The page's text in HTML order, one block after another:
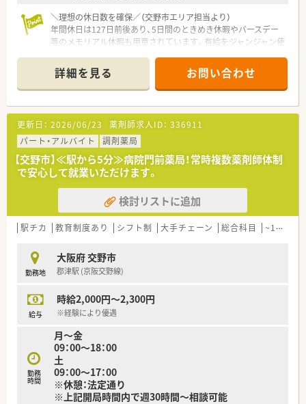
＼理想の休日数を確保／（交野市エリア担当より）
年間休日は127日前後あり、5日間のときめき休暇やバースデー
等のメモリアル休暇も用意されています。有給をジャンジャン使
＊------------------------------------------＊
【店舗情報と応需状況について】
■京阪交野線の交野市駅から徒歩5分ほどの場所にあり、毎日の
通勤に大変便利なアクセスの良い調剤薬局でございます。
■近隣にある複数のクリニックより内科、呼吸器科、小児科、皮
膚科の処方箋をメインにバランスよく応需しています。
■1日あたりの処方箋応需枚数は約200枚となっており、地域密
着ながらも非常に活気があり応需枚数が多い店舗です。
【想定される業務内容】
■多くの患者様から集まる多科目の処方箋に基づき、正確な調剤
作業をはじめ、見落としのない監査業務を行っていただきます。
■内科や皮膚科の処方を5割ずつ応需する環境を活かし、患者様
一人ひとりの症状に合わせた丁寧な服薬指導を担当します。
全かつ迅速な薬歴入力と適切な情報提供を行っていただきま
す。
■店舗には常勤薬剤師8名とパート1名が在籍しており、日々の
開局時間内は常時4名から5名の手厚い体制で稼働しています。
く、非常に明るく活気に満ちあふれた職場環境です。
■頼れるベテランの60代薬剤師も在籍しており、世代を超えて
お互いにサポートし合える温かい雰囲気が自慢の店舗です。
詳細を見る お問い合わせ
更新日： 2026/06/23 薬剤師求人ID： 336911
パート・アルバイト
調剤薬局
【交野市】≪駅から5分≫病院門前薬局！常時複数薬剤師体制
で安心して就業いただけます。
検討リストに追加
駅チカ 教育制度あり シフト制 大手チェーン 総合科目 ~18時までの職場
勤務地
大阪府 交野市
郡津駅 (京阪交野線)
給与
時給2,000円～2,300円
※経験により優遇
勤務
時間
月～金
09：00～18：00
土
09：00～17：00
※休憩：法定通り
※上記開局時間内で週30時間～相談可能